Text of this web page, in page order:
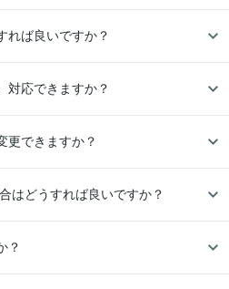
れば良いですか？
対応できますか？
更できますか？
はどうすれば良いですか？
？